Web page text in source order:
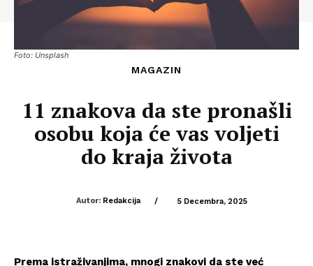
Foto: Unsplash
MAGAZIN
11 znakova da ste pronašli
osobu koja će vas voljeti
do kraja života
Autor: Redakcija / 5 Decembra, 2025
Prema istraživanjima, mnogi znakovi da ste već